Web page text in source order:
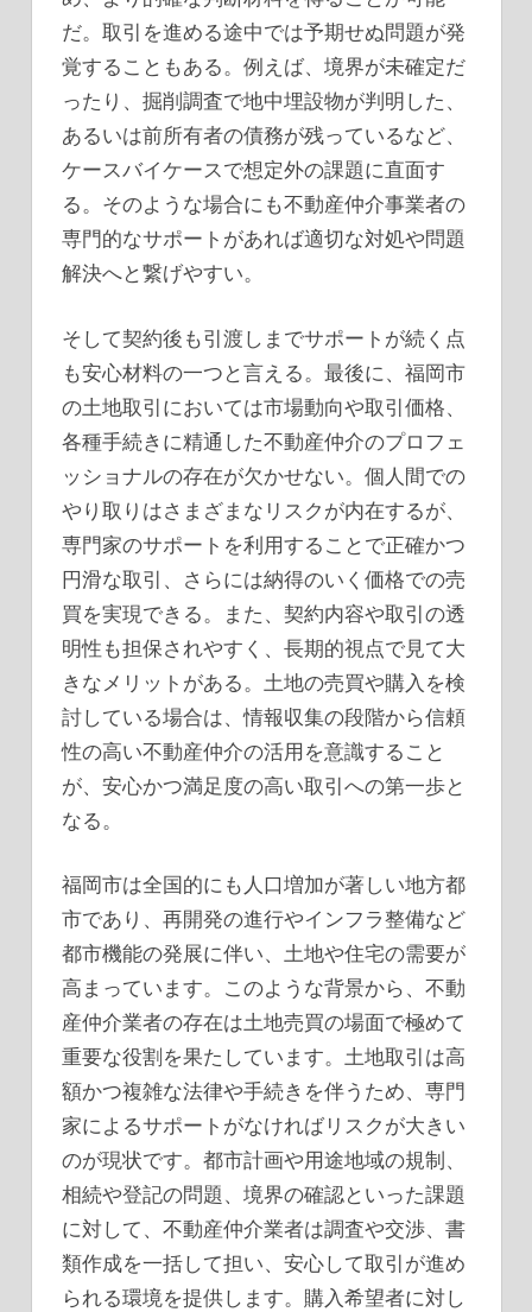
だ。取引を進める途中では予期せぬ問題が発
覚することもある。例えば、境界が未確定だ
ったり、掘削調査で地中埋設物が判明した、
あるいは前所有者の債務が残っているなど、
ケースバイケースで想定外の課題に直面す
る。そのような場合にも不動産仲介事業者の
専門的なサポートがあれば適切な対処や問題
解決へと繋げやすい。
そして契約後も引渡しまでサポートが続く点
も安心材料の一つと言える。最後に、福岡市
の土地取引においては市場動向や取引価格、
各種手続きに精通した不動産仲介のプロフェ
ッショナルの存在が欠かせない。個人間での
やり取りはさまざまなリスクが内在するが、
専門家のサポートを利用することで正確かつ
円滑な取引、さらには納得のいく価格での売
買を実現できる。また、契約内容や取引の透
明性も担保されやすく、長期的視点で見て大
きなメリットがある。土地の売買や購入を検
討している場合は、情報収集の段階から信頼
性の高い不動産仲介の活用を意識すること
が、安心かつ満足度の高い取引への第一歩と
なる。
福岡市は全国的にも人口増加が著しい地方都
市であり、再開発の進行やインフラ整備など
都市機能の発展に伴い、土地や住宅の需要が
高まっています。このような背景から、不動
産仲介業者の存在は土地売買の場面で極めて
重要な役割を果たしています。土地取引は高
額かつ複雑な法律や手続きを伴うため、専門
家によるサポートがなければリスクが大きい
のが現状です。都市計画や用途地域の規制、
相続や登記の問題、境界の確認といった課題
に対して、不動産仲介業者は調査や交渉、書
類作成を一括して担い、安心して取引が進め
られる環境を提供します。購入希望者に対し